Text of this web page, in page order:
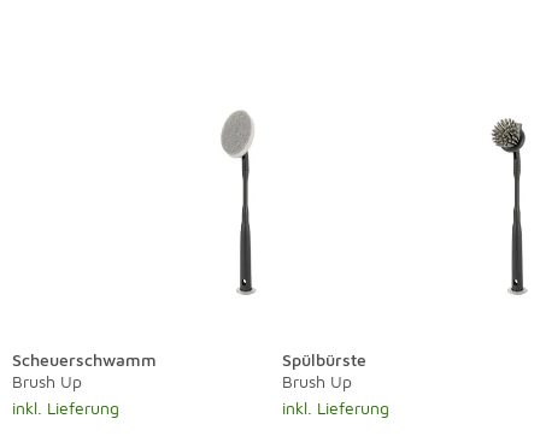
Scheuerschwamm
Brush Up
inkl. Lieferung
Spülbürste
Brush Up
inkl. Lieferung